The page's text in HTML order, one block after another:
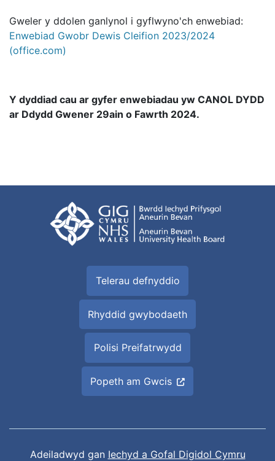
Gweler y ddolen ganlynol i gyflwyno'ch enwebiad:
Enwebiad Gwobr Dewis Cleifion 2023/2024
(office.com)
Y dyddiad cau ar gyfer enwebiadau yw CANOL DYDD
ar Ddydd Gwener 29ain o Fawrth 2024.
Telerau defnyddio
Rhyddid gwybodaeth
Polisi Preifatrwydd
Popeth am Gwcis
Adeiladwyd gan Iechyd a Gofal Digidol Cymru